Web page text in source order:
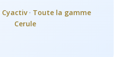
Cyactiv· Toute la gamme
Cerule